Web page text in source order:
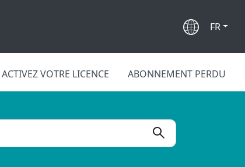
FR
ACTIVEZ VOTRE LICENCE ABONNEMENT PERDU